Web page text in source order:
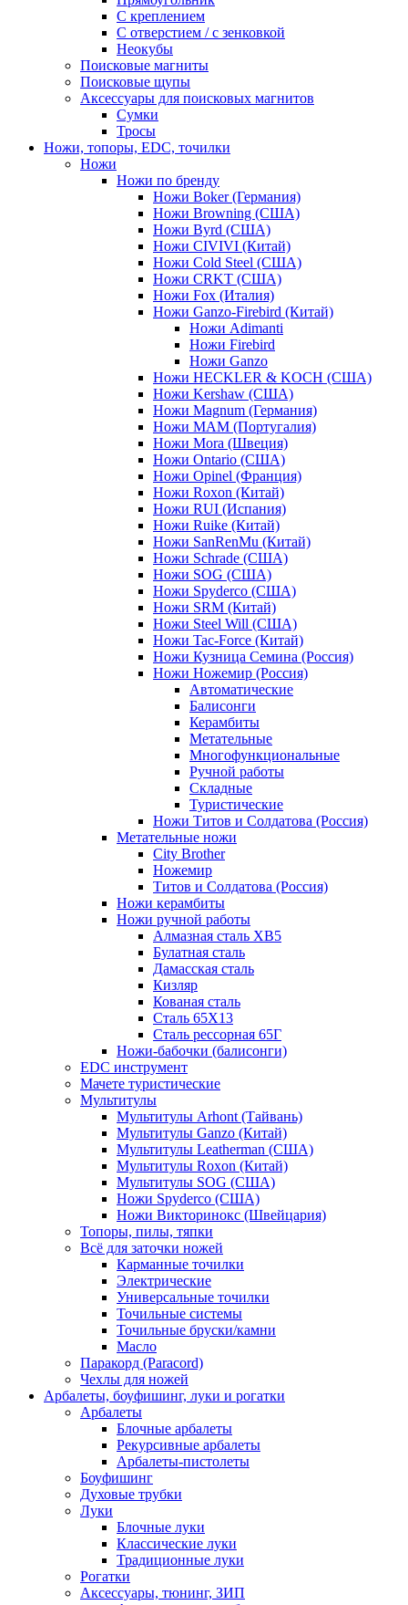
С креплением
С отверстием / с зенковкой
Неокубы
Поисковые магниты
Поисковые щупы
Аксессуары для поисковых магнитов
Сумки
Тросы
Ножи, топоры, EDC, точилки
Ножи
Ножи по бренду
Ножи Boker (Германия)
Ножи Browning (США)
Ножи Byrd (США)
Ножи CIVIVI (Китай)
Ножи Cold Steel (США)
Ножи CRKT (США)
Ножи Fox (Италия)
Ножи Ganzo-Firebird (Китай)
Ножи Adimanti
Ножи Firebird
Ножи Ganzo
Ножи HECKLER & KOCH (США)
Ножи Kershaw (США)
Ножи Magnum (Германия)
Ножи MAM (Португалия)
Ножи Mora (Швеция)
Ножи Ontario (США)
Ножи Opinel (Франция)
Ножи Roxon (Китай)
Ножи RUI (Испания)
Ножи Ruike (Китай)
Ножи SanRenMu (Китай)
Ножи Schrade (США)
Ножи SOG (США)
Ножи Spyderco (США)
Ножи SRM (Китай)
Ножи Steel Will (США)
Ножи Tac-Force (Китай)
Ножи Кузница Семина (Россия)
Ножи Ножемир (Россия)
Автоматические
Балисонги
Керамбиты
Метательные
Многофункциональные
Ручной работы
Складные
Туристические
Ножи Титов и Солдатова (Россия)
Метательные ножи
City Brother
Ножемир
Титов и Солдатова (Россия)
Ножи керамбиты
Ножи ручной работы
Алмазная сталь ХВ5
Булатная сталь
Дамасская сталь
Кизляр
Кованая сталь
Сталь 65Х13
Сталь рессорная 65Г
Ножи-бабочки (балисонги)
EDC инструмент
Мачете туристические
Мультитулы
Мультитулы Arhont (Тайвань)
Мультитулы Ganzo (Китай)
Мультитулы Leatherman (США)
Мультитулы Roxon (Китай)
Мультитулы SOG (США)
Ножи Spyderco (США)
Ножи Викторинокс (Швейцария)
Топоры, пилы, тяпки
Всё для заточки ножей
Карманные точилки
Электрические
Универсальные точилки
Точильные системы
Точильные бруски/камни
Масло
Паракорд (Paracord)
Чехлы для ножей
Арбалеты, боуфишинг, луки и рогатки
Арбалеты
Блочные арбалеты
Рекурсивные арбалеты
Арбалеты-пистолеты
Боуфишинг
Духовые трубки
Луки
Блочные луки
Классические луки
Традиционные луки
Рогатки
Аксессуары, тюнинг, ЗИП